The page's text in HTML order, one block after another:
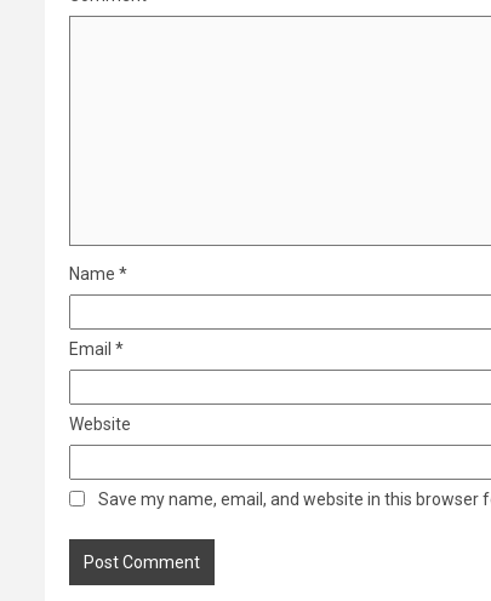
Name *
Email *
Website
Save my name, email, and website in this browser